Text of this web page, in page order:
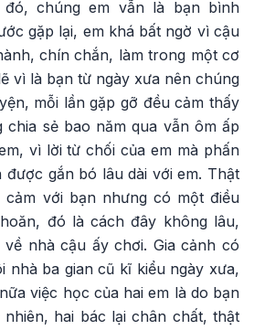
chúng em vẫn là bạn bình
gặp lại, em khá bất ngờ vì cậu
chín chắn, làm trong một cơ
vì là bạn từ ngày xưa nên chúng
mỗi lần gặp gỡ đều cảm thấy
chia sẻ bao năm qua vẫn ôm ấp
vì lời từ chối của em mà phấn
gắn bó lâu dài với em. Thật
với bạn nhưng có một điều
đó là cách đây không lâu,
nhà cậu ấy chơi. Gia cảnh có
nhà ba gian cũ kĩ kiểu ngày xưa,
việc học của hai em là do bạn
hai bác lại chân chất, thật